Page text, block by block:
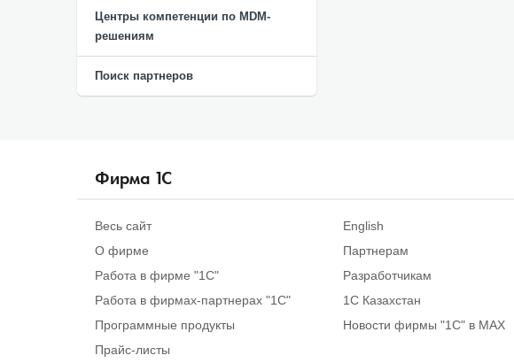
Центры компетенции по MDM-
решениям
Поиск партнеров
Фирма 1С
Весь сайт
О фирме
Работа в фирме "1С"
Работа в фирмах-партнерах "1С"
Программные продукты
Прайс-листы
English
Партнерам
Разработчикам
1С Казахстан
Новости фирмы "1С" в MAX